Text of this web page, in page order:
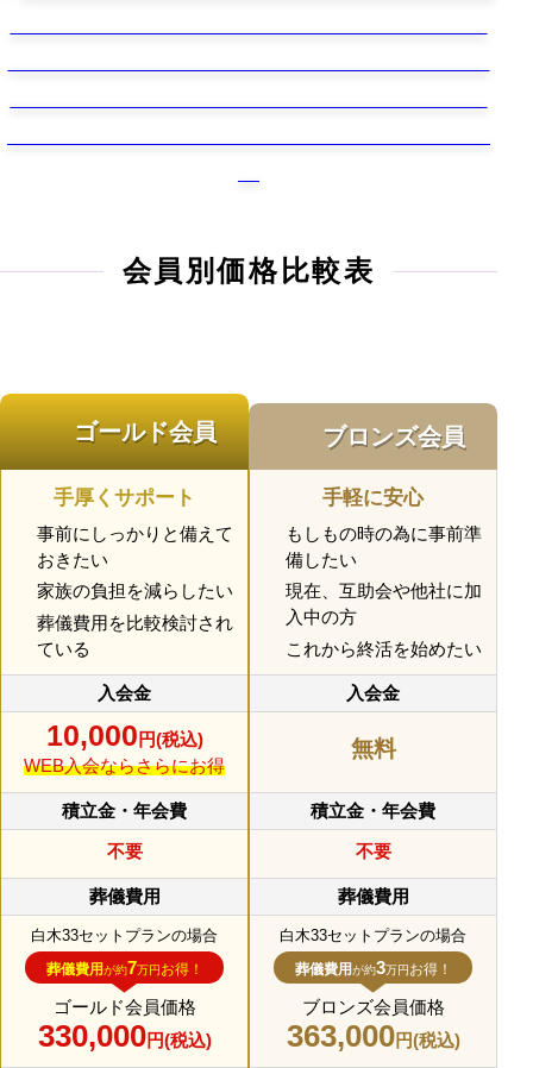
会員別価格比較表
ゴールド会員 ブロンズ会員
手厚くサポート
事前にしっかりと備えて
おきたい
家族の負担を減らしたい
葬儀費用を比較検討され
ている
手軽に安心
もしもの時の為に事前準
備したい
現在、互助会や他社に加
入中の方
これから終活を始めたい
10,000 円(税込)
WEB入会ならさらにお得
無料
不要 不要
白木33セットプランの場合
葬儀費用が約7万円お得！
ゴールド会員価格
330,000円(税込)
白木33セットプランの場合
葬儀費用が約3万円お得！
ブロンズ会員価格
363,000円(税込)